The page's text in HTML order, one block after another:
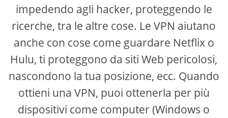
impedendo agli hacker, proteggendo le
ricerche, tra le altre cose. Le VPN aiutano
anche con cose come guardare Netflix o
Hulu, ti proteggono da siti Web pericolosi,
nascondono la tua posizione, ecc. Quando
ottieni una VPN, puoi ottenerla per più
dispositivi come computer (Windows o